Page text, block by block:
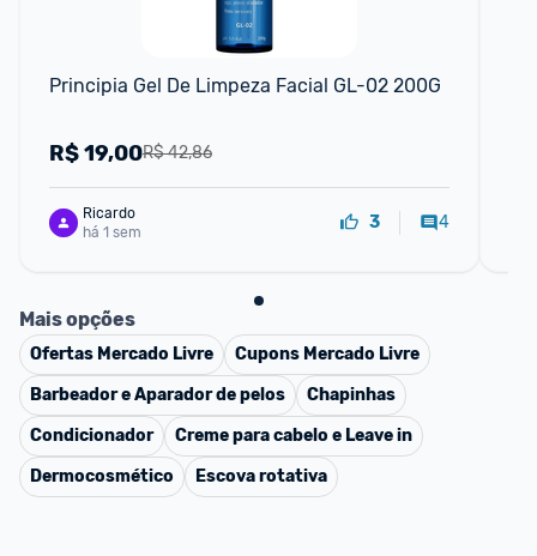
Principia Gel De Limpeza Facial GL-02 200G
R$ 42,86
R$19,00
Ricardo
há 1 sem
3 4
Mais opções
Ofertas Mercado Livre Cupons Mercado Livre
Barbeador e Aparador de pelos
Chapinhas
Condicionador
Creme para cabelo e Leave in
Dermocosmético
Escova rotativa